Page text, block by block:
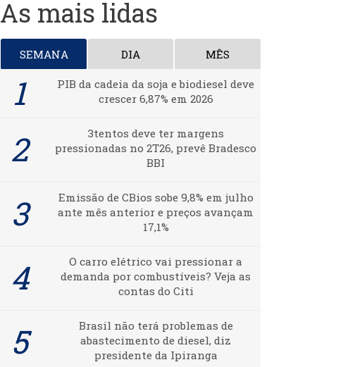
As mais lidas
SEMANA DIA MÊS
PIB da cadeia da soja e biodiesel deve
crescer 6,87% em 2026
3tentos deve ter margens
pressionadas no 2T26, prevê Bradesco
BBI
Emissão de CBios sobe 9,8% em julho
ante mês anterior e preços avançam
17,1%
O carro elétrico vai pressionar a
demanda por combustíveis? Veja as
contas do Citi
Brasil não terá problemas de
abastecimento de diesel, diz
presidente da Ipiranga